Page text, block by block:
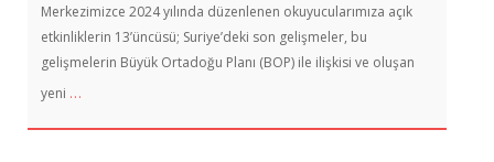
Merkezimizce 2024 yılında düzenlenen okuyucularımıza açık
etkinliklerin 13’üncüsü; Suriye’deki son gelişmeler, bu
gelişmelerin Büyük Ortadoğu Planı (BOP) ile ilişkisi ve oluşan
yeni …